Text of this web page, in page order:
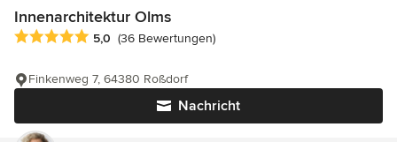
Innenarchitektur Olms
Durchschnittliche Bewertung: 5 von 5 Sternen
5,0 (36 Bewertungen)
Nachricht
Finkenweg 7, 64380 Roßdorf